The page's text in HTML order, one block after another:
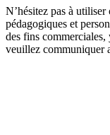
N’hésitez pas à
pédagogiques et
des fins commerciales,
veuillez communiquer